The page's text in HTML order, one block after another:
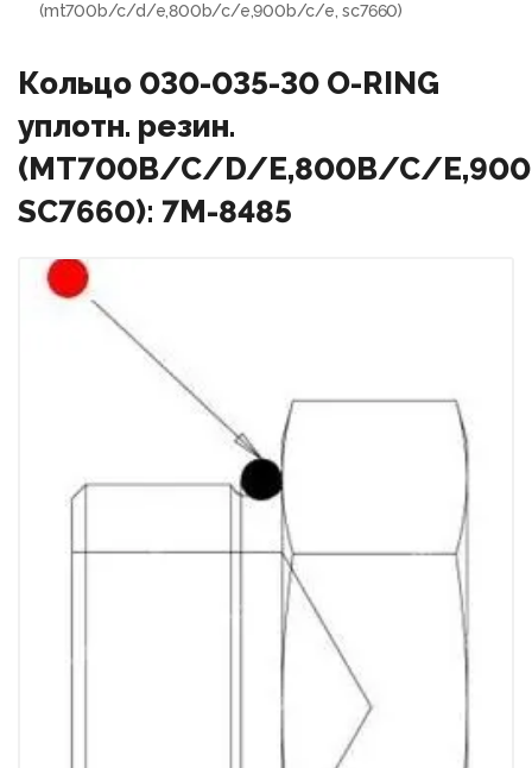
(mt700b/c/d/e,800b/c/e,900b/c/e, sc7660)
Кольцо 030-035-30 O-RING
уплотн. резин.
(MT700B/C/D/E,800B/C/
SC7660): 7M-8485